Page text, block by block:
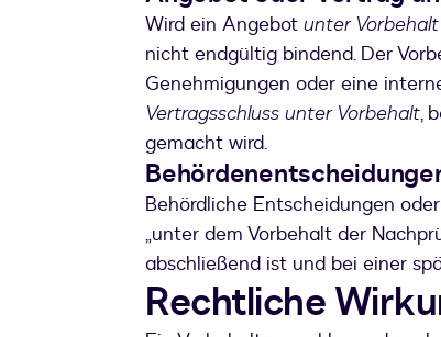
Wird ein Angebot unter Vorbehalt
nicht endgültig bindend. Der
Genehmigungen oder eine
Vertragsschluss unter Vorbehalt,
gemacht wird.
Behördliche Entscheidungen
„unter dem Vorbehalt der
abschließend ist und bei einer
Rechtliche